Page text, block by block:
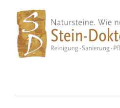
content